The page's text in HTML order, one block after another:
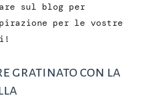
sul blog per
per le vostre
gratinato con la